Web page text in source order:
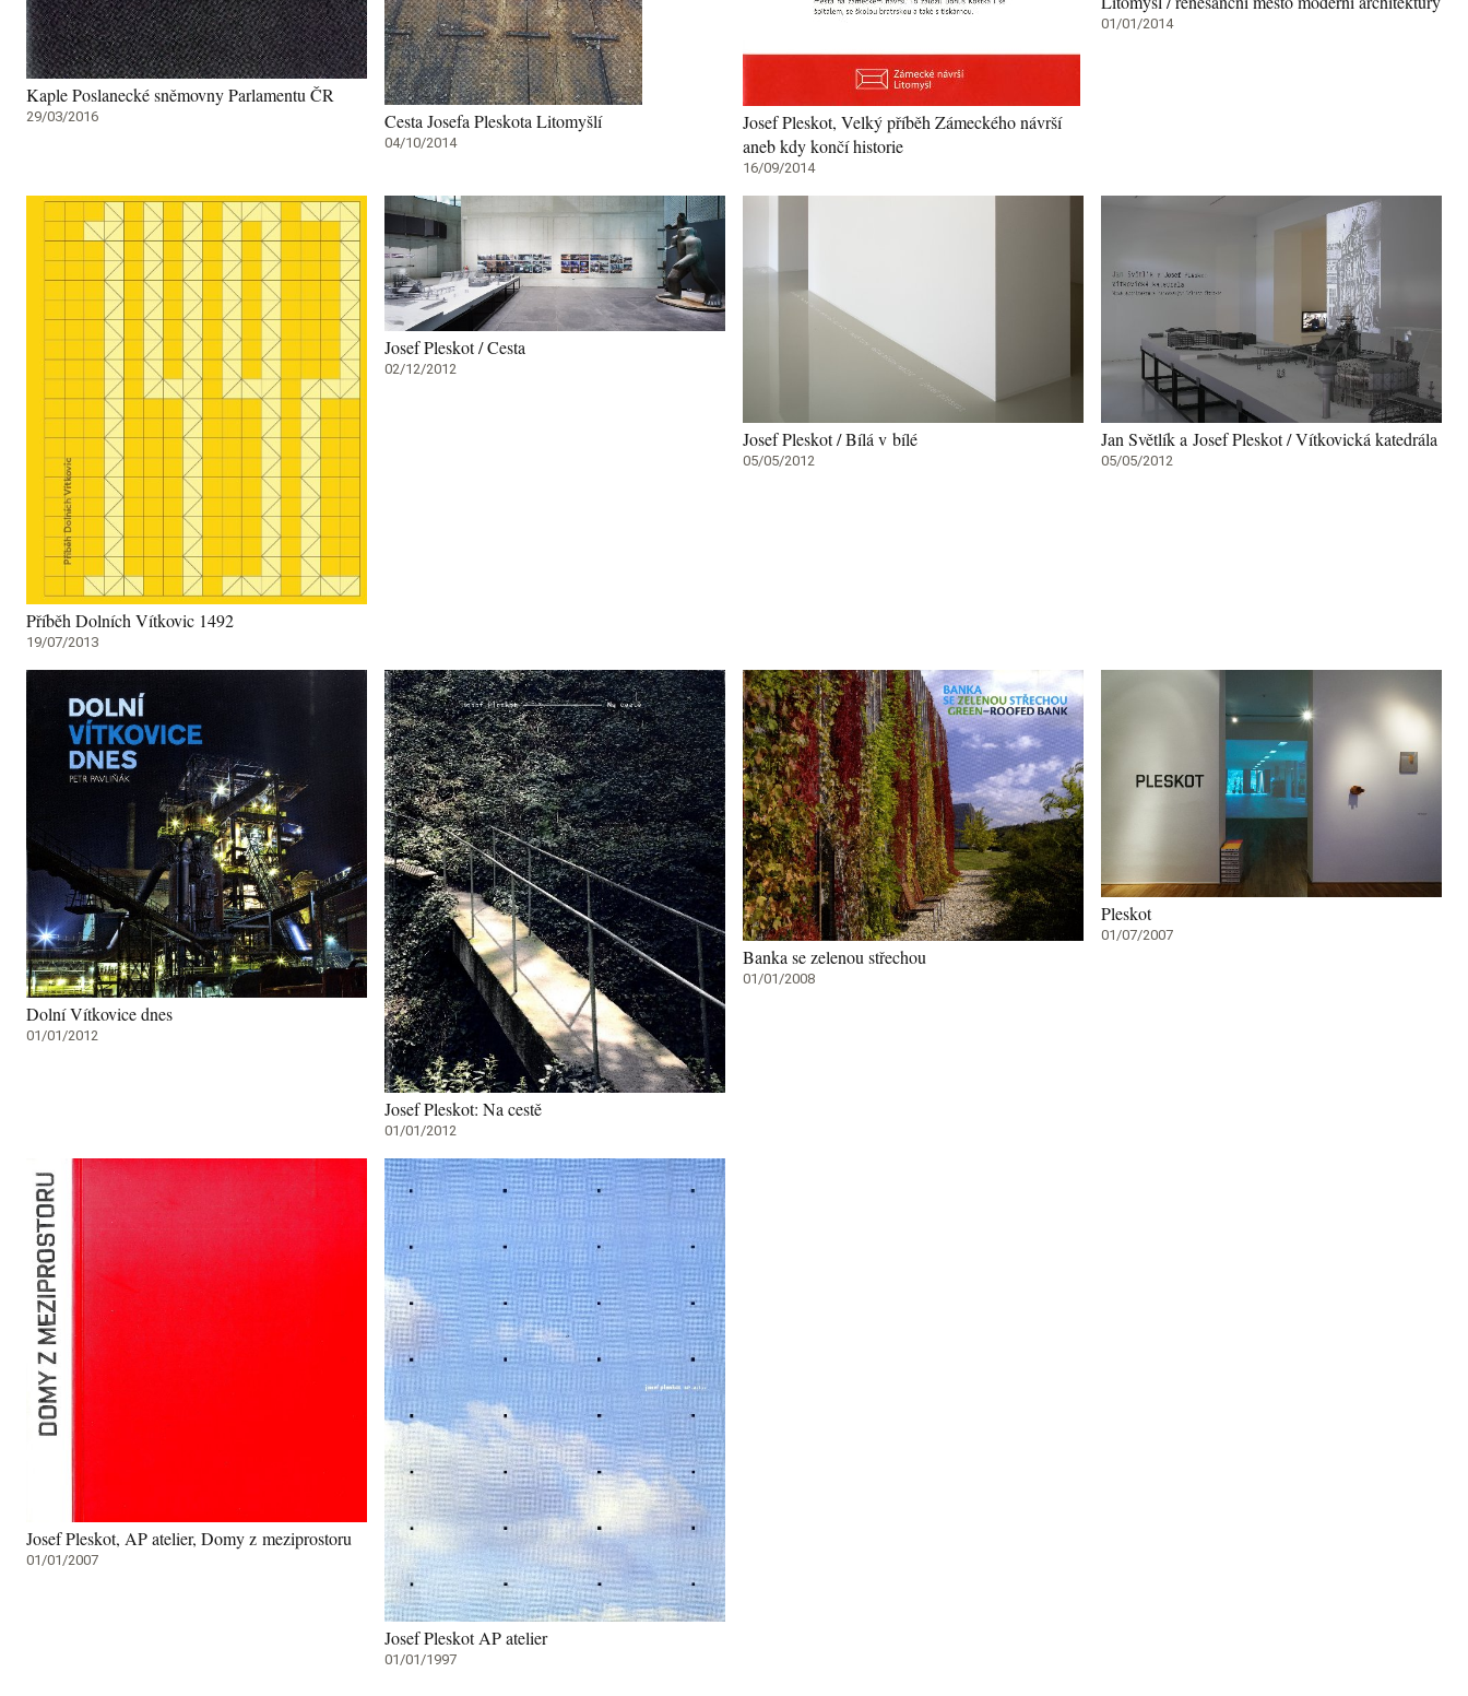
Kaple Poslanecké sněmovny Parlamentu ČR
29/03/2016 Cesta Josefa Pleskota Litomyšlí
04/10/2014
Josef Pleskot, Velký příběh Zámeckého návrší
aneb kdy končí historie
16/09/2014
01/01/2014
Příběh Dolních Vítkovic 1492
19/07/2013
Josef Pleskot / Cesta
02/12/2012
Josef Pleskot / Bílá v bílé
05/05/2012
Jan Světlík a Josef Pleskot / Vítkovická katedrála
05/05/2012
Dolní Vítkovice dnes
01/01/2012
Josef Pleskot: Na cestě
01/01/2012
Banka se zelenou střechou
01/01/2008
Pleskot
01/07/2007
Josef Pleskot, AP atelier, Domy z meziprostoru
01/01/2007
Josef Pleskot AP atelier
01/01/1997